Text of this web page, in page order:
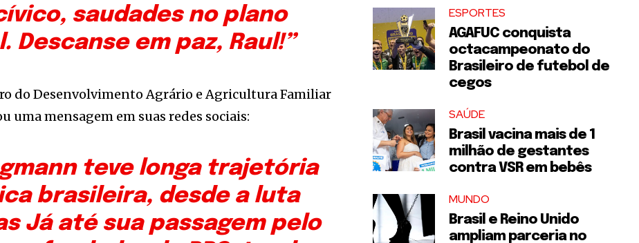
saudades no plano
Descanse em paz, Raul!”
do Desenvolvimento Agrário e Agricultura Familiar
uma mensagem em suas redes sociais:
teve longa trajetória
brasileira, desde a luta
Já até sua passagem pelo
ESPORTES
AGAFUC conquista
octacampeonato do
Brasileiro de futebol de
cegos
SAÚDE
Brasil vacina mais de 1
milhão de gestantes
contra VSR em bebês
MUNDO
Brasil e Reino Unido
ampliam parceria no